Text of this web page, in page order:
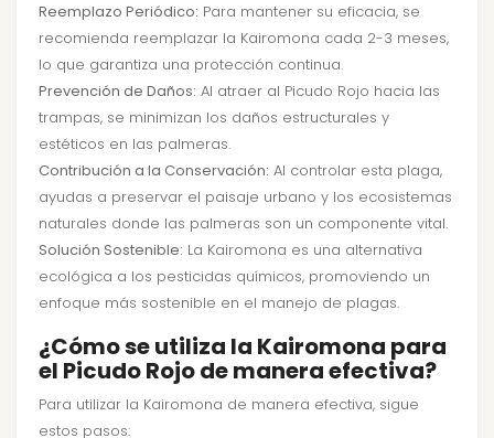
Reemplazo Periódico: Para mantener su eficacia, se
recomienda reemplazar la Kairomona cada 2-3 meses,
lo que garantiza una protección continua.
Prevención de Daños: Al atraer al Picudo Rojo hacia las
trampas, se minimizan los daños estructurales y
estéticos en las palmeras.
Contribución a la Conservación: Al controlar esta plaga,
ayudas a preservar el paisaje urbano y los ecosistemas
naturales donde las palmeras son un componente vital.
Solución Sostenible: La Kairomona es una alternativa
ecológica a los pesticidas químicos, promoviendo un
enfoque más sostenible en el manejo de plagas.
¿Cómo se utiliza la Kairomona para
el Picudo Rojo de manera efectiva?
Para utilizar la Kairomona de manera efectiva, sigue
estos pasos: